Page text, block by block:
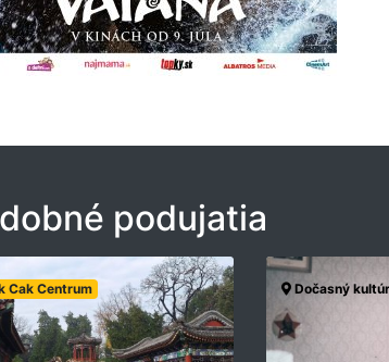
podujatia
Cak Centrum Dočasný